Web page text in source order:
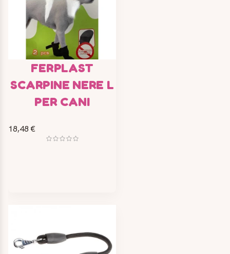
FERPLAST
SCARPINE NERE L
PER CANI
18,48 €